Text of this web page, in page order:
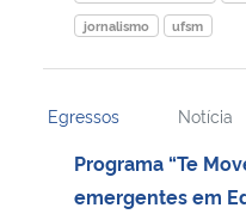
jornalismo
ufsm
Egressos Notícia
Programa “Te
emergentes em